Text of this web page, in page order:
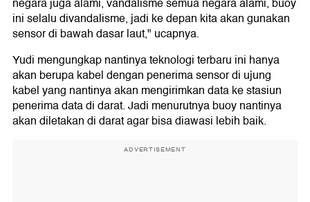
negara juga alami, vandalisme semua negara alami, buoy
ini selalu divandalisme, jadi ke depan kita akan gunakan
sensor di bawah dasar laut," ucapnya.
Yudi mengungkap nantinya teknologi terbaru ini hanya
akan berupa kabel dengan penerima sensor di ujung
kabel yang nantinya akan mengirimkan data ke stasiun
penerima data di darat. Jadi menurutnya buoy nantinya
akan diletakan di darat agar bisa diawasi lebih baik.
ADVERTISEMENT